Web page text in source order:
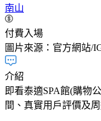
南山
付費入場
圖片來源：官方網站/
介紹
即看泰適SPA館(購物
間、真實用戶評價及